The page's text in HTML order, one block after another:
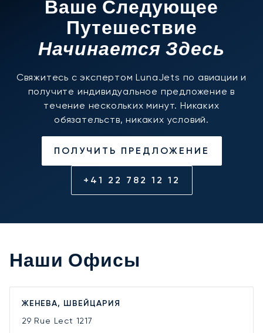
Ваше Следующее
Путешествие
Начинается Здесь
Свяжитесь с экспертом LunaJets по авиации и
получите индивидуальное предложение в
течение нескольких минут. Никаких
обязательств, никаких условий.
ПОЛУЧИТЬ ПРЕДЛОЖЕНИЕ
+41 22 782 12 12
Наши Офисы
ЖЕНЕВА, ШВЕЙЦАРИЯ
29 Rue Lect 1217